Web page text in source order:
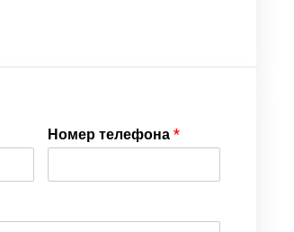
Номер телефона*